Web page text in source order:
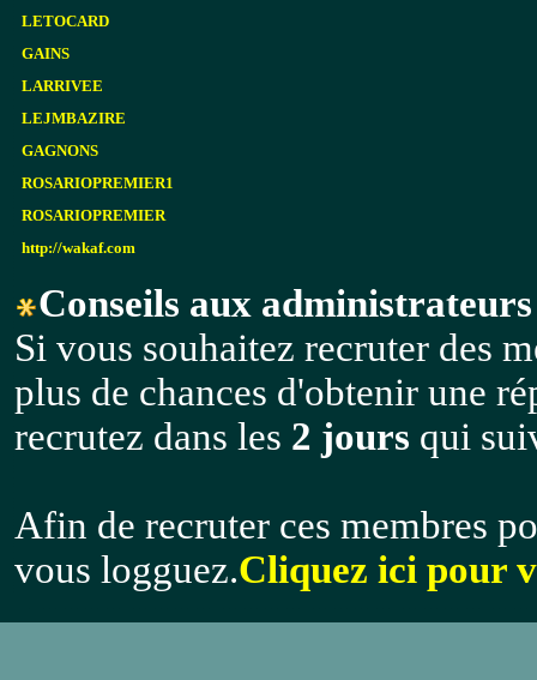
LETOCARD
GAINS
LARRIVEE
LEJMBAZIRE
GAGNONS
ROSARIOPREMIER1
ROSARIOPREMIER
http://wakaf.com
Conseils aux
Si vous souhaitez recruter des
plus de chances d'obtenir une
recrutez dans les 2 jours qui
Afin de recruter ces membres
vous logguez.Cliquez ici pour